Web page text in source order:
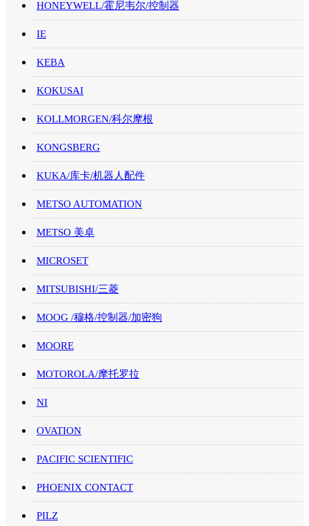
HONEYWELL/霍尼韦尔/控制器
IE
KEBA
KOKUSAI
KOLLMORGEN/科尔摩根
KONGSBERG
KUKA/库卡/机器人配件
METSO AUTOMATION
METSO 美卓
MICROSET
MITSUBISHI/三菱
MOOG /穆格/控制器/加密狗
MOORE
MOTOROLA/摩托罗拉
NI
OVATION
PACIFIC SCIENTIFIC
PHOENIX CONTACT
PILZ